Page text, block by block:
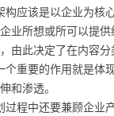
该是以企业为核心
业所想或所可以提
由此决定了在内容
要的作用就是体现
和渗透。
中还要兼顾企业产